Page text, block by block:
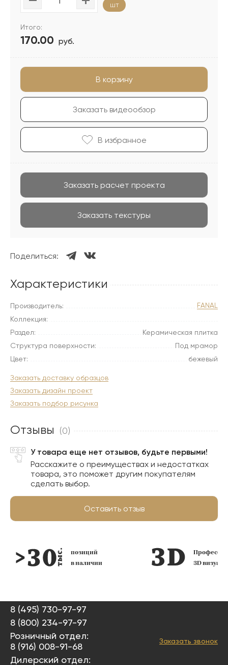
шт
Итого:
170.00 руб.
В корзину
Заказать видеообзор
В избранноe
Заказать расчет проекта
Заказать текстуры
Поделиться:
Характеристики
Производитель:
FANAL
Коллекция:
Раздел:
Керамическая плитка
Структура поверхности:
Под мрамор
Цвет:
бежевый
Заказать доставку образцов
Заказать дизайн проект
Заказать подбор рисунка
Отзывы (0)
У товара еще нет отзывов, будьте первыми!
Расскажите о преимуществах и недостатках
товара, это поможет другим покупателям
сделать выбор.
Оставить отзыв
позиций
в наличии
3D
8 (495) 730-97-97
8 (800) 234-97-97
Розничный отдел:
8 (916) 008-91-68
Дилерский отдел:
Заказать звонок